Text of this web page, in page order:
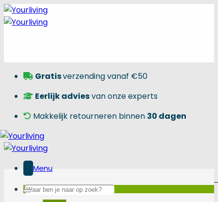
Skip
to
Gratisverzending vanaf €50
Eerlijk adviesvan onze experts
Makkelijk retourneren binnen 30 dagen
Menu
Zoeken